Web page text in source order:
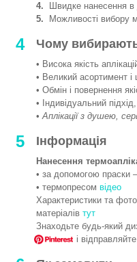
4. Швидке нанесення в
5. Можливості вибору
4 Чому
• Висока якість
• Великий асортимент
• Обмін і повернення
• Індивідуальний
•Аплікації з душею,
5 Інформація
Нанесення
• за допомогою праски
• термопресом відео
Характеристики та
матеріалів тут
Знаходьте будь-який
і